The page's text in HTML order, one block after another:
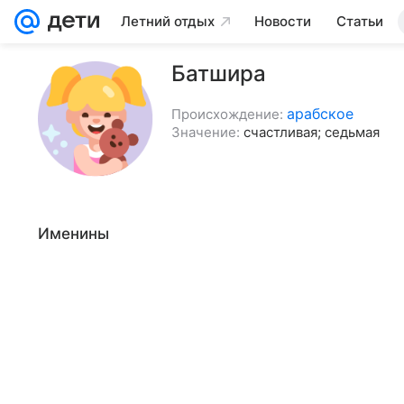
Летний отдых Новости Статьи
Батшира
Происхождение: арабское
Значение: счастливая; седьмая
Именины